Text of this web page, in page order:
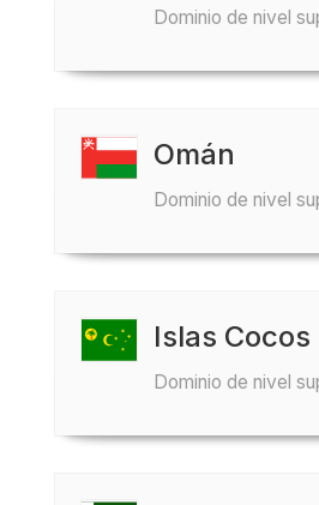
Dominio de nivel
Omán
Dominio de nivel
Islas Cocos
Dominio de nivel